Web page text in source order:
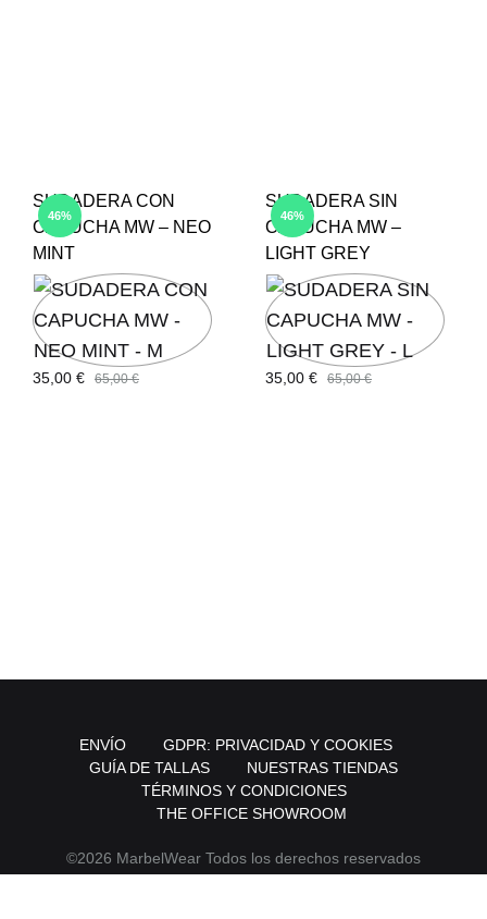
46%
SUDADERA CON
CAPUCHA MW – NEO
MINT
35,00 € 65,00€
46%
SUDADERA SIN
CAPUCHA MW –
LIGHT GREY
35,00 € 65,00€
©2026 MarbelWear Todos los derechos reservados
ENVÍO
GDPR: PRIVACIDAD Y COOKIES
GUÍA DE TALLAS
NUESTRAS TIENDAS
TÉRMINOS Y CONDICIONES
THE OFFICE SHOWROOM